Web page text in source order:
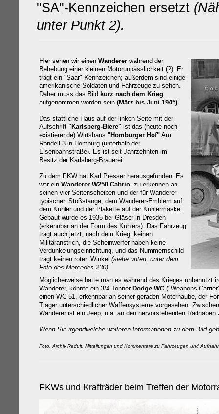
"SA"-Kennzeichen ersetzt
unter Punkt 2).
Hier sehen wir einen Wanderer während der
Behebung einer kleinen Motorunpässlichkeit (?). Er
trägt ein "Saar"-Kennzeichen; außerdem sind einige
amerikanische Soldaten und Fahrzeuge zu sehen.
Daher muss das Bild kurz nach dem Krieg
aufgenommen worden sein (März bis Juni 1945).
Das stattliche Haus auf der linken Seite mit der
Aufschrift "Karlsberg-Biere" ist das (heute noch
existierende) Wirtshaus "Homburger Hof" Am
Rondell 3 in Homburg (unterhalb der
Eisenbahnstraße). Es ist seit Jahrzehnten im
Besitz der Karlsberg-Brauerei.
Zu dem PKW hat Karl Presser herausgefunden: Es
war ein Wanderer W250 Cabrio, zu erkennen an
seinen vier Seitenscheiben und der für Wanderer
typischen Stoßstange, dem Wanderer-Emblem auf
dem Kühler und der Plakette auf der Kühlermaske.
Gebaut wurde es 1935 bei Gläser in Dresden
(erkennbar an der Form des Kühlers). Das Fahrzeug
trägt auch jetzt, nach dem Krieg, keinen
Militäranstrich, die Scheinwerfer haben keine
Verdunkelungseinrichtung, und das Nummernschild
trägt keinen roten Winkel (siehe unten, unter dem
Foto des Mercedes 230).
Möglicherweise hatte man es während des Krieges
Wanderer, könnte ein 3/4 Tonner Dodge WC ("Weapons
einen WC 51, erkennbar an seiner geraden Motorhaube, der
Träger unterschiedlicher Waffensysteme vorgesehen.
Wanderer ist ein Jeep, u.a. an den hervorstehenden Radnaben
Wenn Sie irgendwelche weiteren Informationen zu dem Bild
Foto. Archiv Reduit. Mitteilungen und Kommentare zu Fahrzeugen und
PKWs und Krafträder beim Treffen der